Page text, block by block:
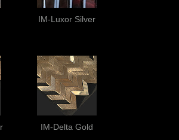
IM-Luxor Silver
IM-Delta Gold